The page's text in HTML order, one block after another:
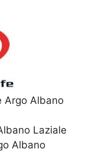
Argo Albano
Laziale
Albano